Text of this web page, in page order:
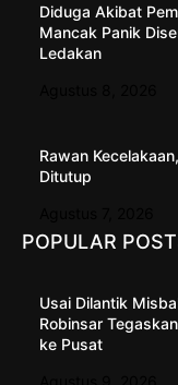
Diduga Akibat
Mancak Panik
Ledakan
Rawan
Ditutup
POPULAR
Usai Dilantik
Robinsar
ke Pusat